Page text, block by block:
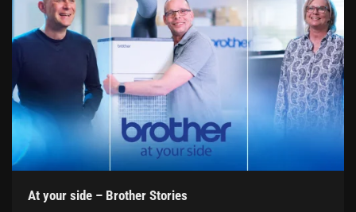
At your side – Brother Stories